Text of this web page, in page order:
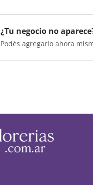
¿Tu negocio no
Podés agregarlo ahora